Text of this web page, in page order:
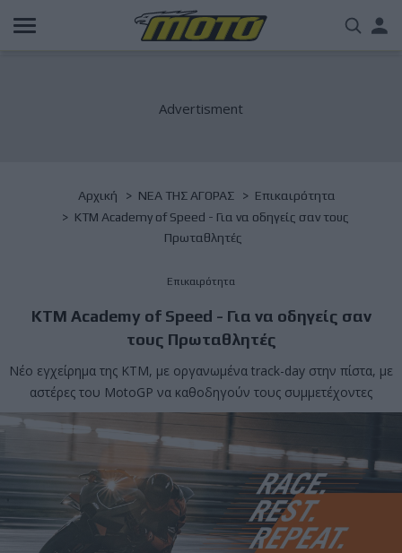
Παράκαμψη
προς
Breadcrumb
Αρχική NΕΑ ΤΗΣ ΑΓΟΡΑΣ
Επικαιρότητα
KTM Academy of Speed - Για να οδηγείς σαν τους
Πρωταθλητές
Επικαιρότητα
KTM Academy of Speed - Για να οδηγείς σαν
τους Πρωταθλητές
Νέο εγχείρημα της KTM, με οργανωμένα track-day στην πίστα, με
αστέρες του MotoGP να καθοδηγούν τους συμμετέχοντες